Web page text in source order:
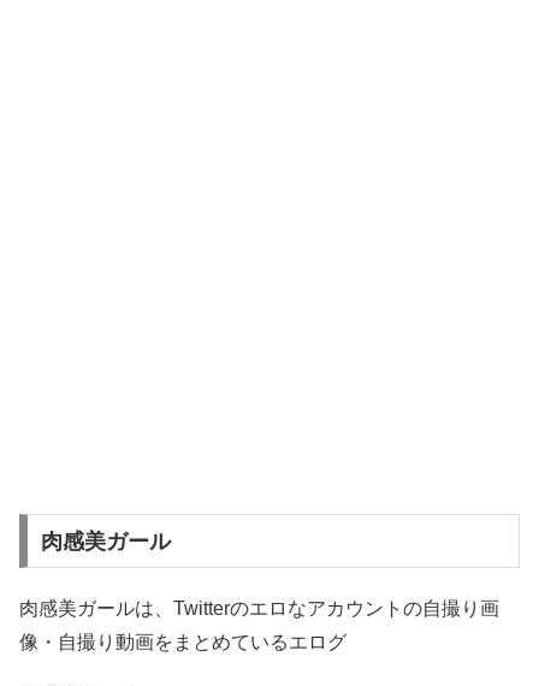
肉感美ガール
肉感美ガールは、Twitterのエロなアカウントの自撮り画
像・自撮り動画をまとめているエログ